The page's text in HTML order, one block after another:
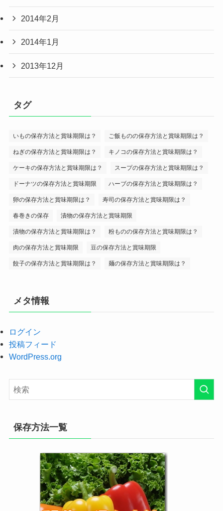
2014年2月
2014年1月
2013年12月
タグ
いもの保存方法と賞味期限は？ ご飯ものの保存方法と賞味期限は？
ねぎの保存方法と賞味期限は？ キノコの保存方法と賞味期限は？
ケーキの保存方法と賞味期限は？ スープの保存方法と賞味期限は？
ドーナツの保存方法と賞味期限 ハーブの保存方法と賞味期限は？
卵の保存方法と賞味期限は？ 寿司の保存方法と賞味期限は？
春巻きの保存 漬物の保存方法と賞味期限
漬物の保存方法と賞味期限は？ 粉ものの保存方法と賞味期限は？
肉の保存方法と賞味期限 豆の保存方法と賞味期限
餃子の保存方法と賞味期限は？ 麺の保存方法と賞味期限は？
メタ情報
ログイン
投稿フィード
WordPress.org
保存方法一覧